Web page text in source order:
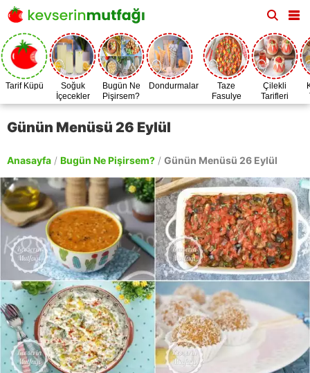
Tarif Küpü
Soğuk
İçecekler
Bugün Ne
Pişirsem?
Dondurmalar
Taze
Fasulye
Zamanı
Çilekli
Tarifleri
Günün Menüsü 26 Eylül
Anasayfa / Bugün Ne Pişirsem? / Günün Menüsü 26 Eylül